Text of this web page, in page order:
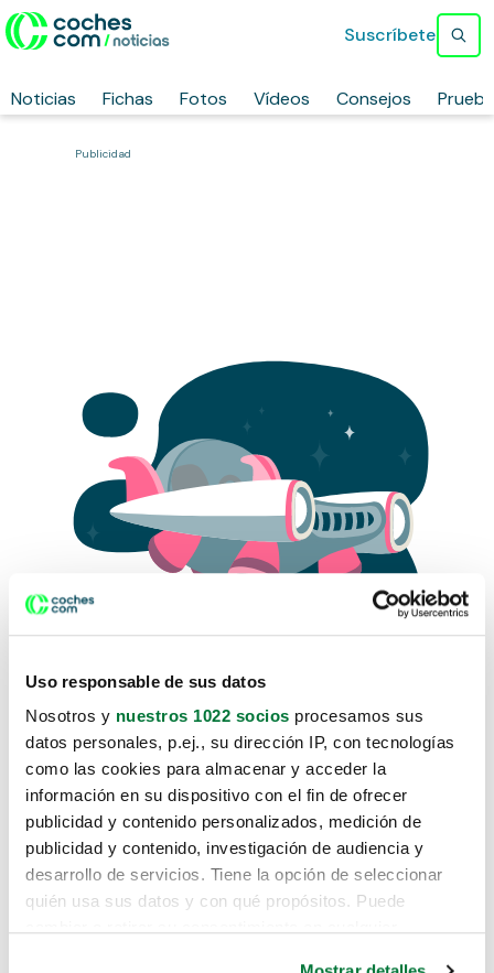
Uso responsable de sus datos
Nosotros y nuestros 1022 socios procesamos sus
datos personales, p.ej., su dirección IP, con tecnologías
como las cookies para almacenar y acceder la
información en su dispositivo con el fin de ofrecer
publicidad y contenido personalizados, medición de
publicidad y contenido, investigación de audiencia y
desarrollo de servicios. Tiene la opción de seleccionar
quién usa sus datos y con qué propósitos. Puede
Noticias Fichas Fotos Vídeos Consejos
Suscríbete
Publicidad
Lo sentimos, no sabemos como
te hemos traido hasta aquí.
Pero puedes encontrar el coche que estás
buscando en alguno de estos enlaces: